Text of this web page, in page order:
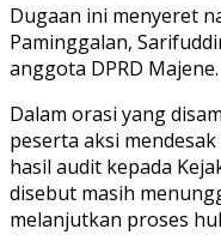
Dugaan ini menyeret
Paminggalan,
anggota DPRD Majene.
Dalam orasi yang
peserta aksi
hasil audit kepada
disebut masih
melanjutkan proses